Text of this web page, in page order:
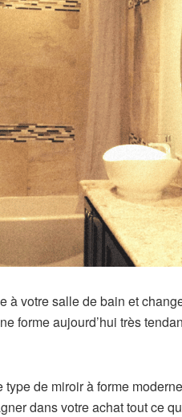
à votre salle de bain et
forme aujourd’hui très
de miroir à forme
dans votre achat tout ce